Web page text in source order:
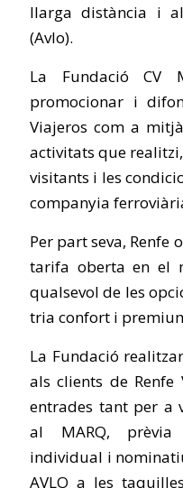
llarga distància i
(Avlo).
La Fundació CV
promocionar i
Viajeros com a
activitats que
visitants i les
companyia
Per part seva, Renfe
tarifa oberta en el
qualsevol de les
tria confort i
La Fundació
als clients de
entrades tant per a
al MARQ,
individual i
AVLO a les